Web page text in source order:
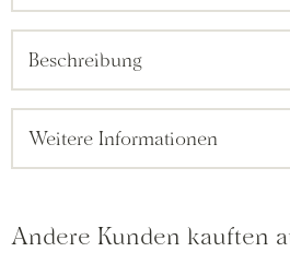
Beschreibung
Weitere Informationen
Andere Kunden kauften